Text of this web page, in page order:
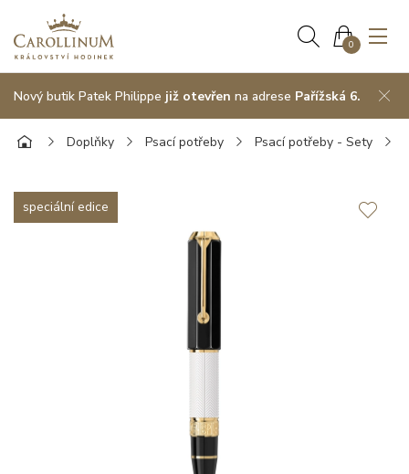
0
Nový butik Patek Philippe již otevřen na adrese Pařížská 6.
Doplňky Psací potřeby Psací potřeby - Sety
speciální edice